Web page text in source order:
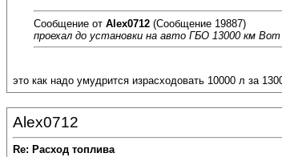
Сообщение от Alex0712 (Сообщение 19887)
проехал до установки на авто ГБО 13000 км Вот
это как надо умудрится израсходовать 10000 л за
Alex0712
Re: Расход топлива